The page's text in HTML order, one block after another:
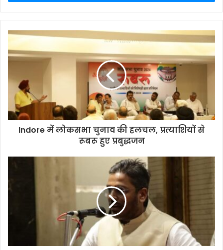
Indore में लोकसभा चुनाव की हलचल, प्रत्याशियों से
रूबरू हुए प्रबुद्धजन